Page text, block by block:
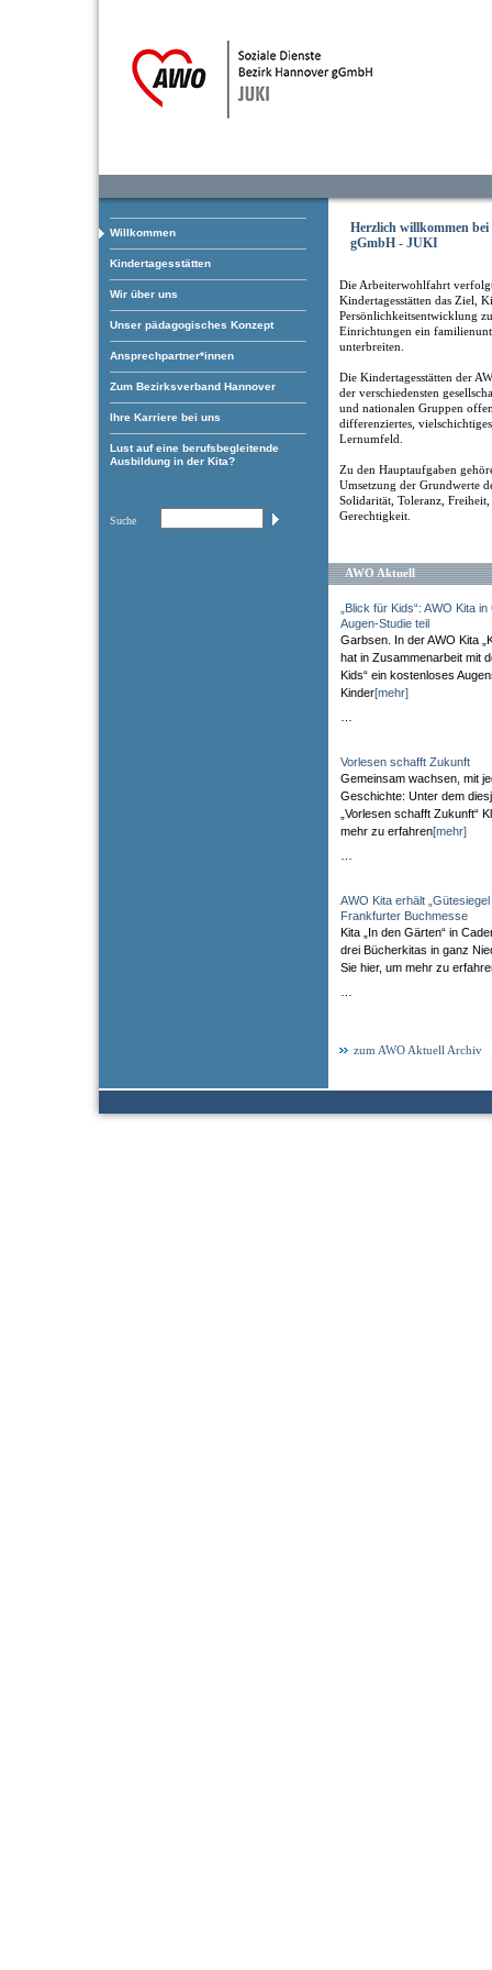
Willkommen
Kindertagesstätten
Wir über uns
Unser pädagogisches Konzept
Ansprechpartner*innen
Zum Bezirksverband Hannover
Ihre Karriere bei uns
Lust auf eine berufsbegleitende
Ausbildung in der Kita?
Suche
Herzlich willkommen
gGmbH - JUKI
Die Arbeiterwohlfahrt
Kindertagesstätten das Ziel,
Persönlichkeitsentwicklung
Einrichtungen ein
unterbreiten.
Die Kindertagesstätten der
der verschiedensten
und nationalen Gruppen
differenziertes,
Lernumfeld.
Zu den Hauptaufgaben
Umsetzung der Grundwerte
Solidarität, Toleranz,
Gerechtigkeit.
AWO Aktuell
„Blick für Kids“: AWO Kita
Augen-Studie teil
Garbsen. In der AWO Kita
hat in Zusammenarbeit mit
Kids“ ein kostenloses
Kinder[mehr]
Vorlesen schafft Zukunft
Gemeinsam wachsen, mit
Geschichte: Unter dem
„Vorlesen schafft Zukunft“
mehr zu erfahren[mehr]
AWO Kita erhält
Frankfurter Buchmesse
Kita „In den Gärten“ in
drei Bücherkitas in ganz
Sie hier, um mehr zu
zum AWO Aktuell Archiv